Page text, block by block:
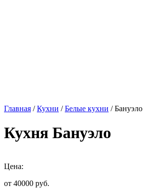
Главная /Кухни /Белые кухни / Бануэло
Кухня Бануэло
Цена:
от 40000 руб.